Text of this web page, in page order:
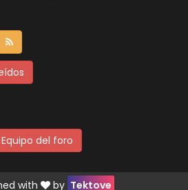
Equipo del foro
with by Tektove